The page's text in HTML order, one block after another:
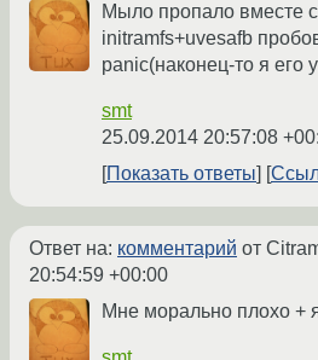
Мыло пропало вместе с
initramfs+uvesafb
panic(наконец-то я его
smt
25.09.2014 20:57:08
Показать ответы
Ответ на: комментарий от
20:54:59 +00:00
Мне морально плохо +